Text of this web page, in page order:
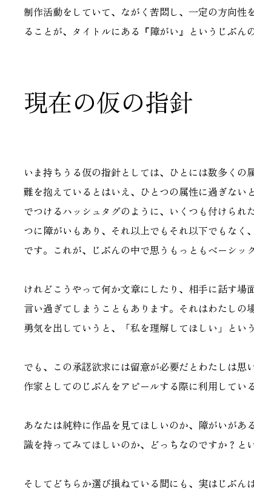
制作活動をしていて、ながく苦悶し、一定の方向性
ることが、タイトルにある『障がい』というじぶん
現在の仮の指針
いま持ちうる仮の指針としては、ひとには数多くの
難を抱えているとはいえ、ひとつの属性に過ぎない
でつけるハッシュタグのように、いくつも付けられ
つに障がいもあり、それ以上でもそれ以下でもなく
です。これが、じぶんの中で思うもっともベーシッ
けれどこうやって何か文章にしたり、相手に話す場
言い過ぎてしまうこともあります。それはわたしの
勇気を出していうと、「私を理解してほしい」とい
でも、この承認欲求には留意が必要だとわたしは思
作家としてのじぶんをアピールする際に利用してい
あなたは純粋に作品を見てほしいのか、障がいがあ
識を持ってみてほしいのか、どっちなのですか？と
そしてどちらか選び損ねている間にも、実はじぶん